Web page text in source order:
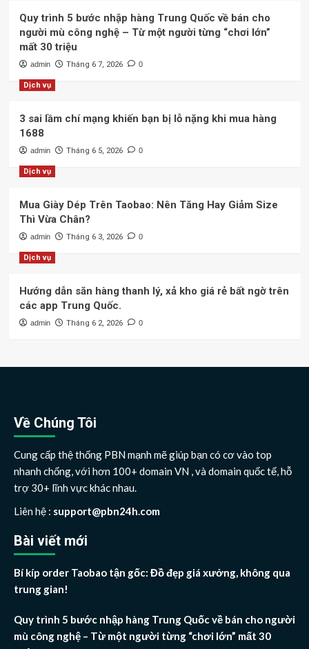
Quy trình 5 bước nhập hàng Trung Quốc về bán cho
người mù công nghệ – Từ một người từng “chơi lớn”
mất 30 triệu
admin Tháng 6 7, 2026 0
Dịch vụ
3 sai lầm chí mạng khiến bạn bị lỗ nặng khi mua hàng
1688
admin Tháng 6 5, 2026 0
Dịch vụ
Mua Giày Dép Trên Taobao: Nên Tăng Hay Giảm Size
Thì Vừa Chân?
admin Tháng 6 3, 2026 0
Dịch vụ
Hướng dẫn săn hàng thanh lý, xả kho giá rẻ bất ngờ trên
các app Trung Quốc.
admin Tháng 6 2, 2026 0
Về Chúng Tôi
Cung cấp thệ thống PBN mạnh mẽ giúp bạn có cơ vào top
nhanh chống, với hơn 100+ domain VN , và domain quốc tế, hỗ
trợ 30+ lĩnh vực khác nhau.
Liên hệ : support@pbn24h.com
Bài viết mới
Bí kíp order Taobao tận gốc: Đồ đẹp giá xưởng, không qua
trung gian!
Quy trình 5 bước nhập hàng Trung Quốc về bán cho người
mù công nghệ – Từ một người từng “chơi lớn” mất 30